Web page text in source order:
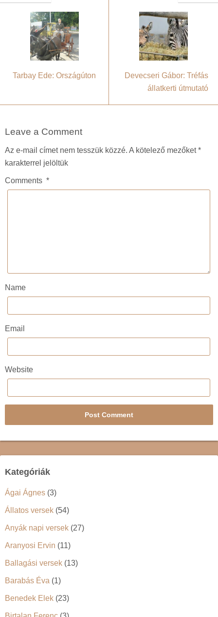
Tarbay Ede: Országúton
Devecseri Gábor: Tréfás
állatkerti útmutató
Leave a Comment
Az e-mail címet nem tesszük közzé. A kötelező mezőket*
karakterrel jelöltük
Comments *
Name
Email
Website
Kategóriák
Ágai Ágnes (3)
Állatos versek (54)
Anyák napi versek (27)
Aranyosi Ervin (11)
Ballagási versek (13)
Barabás Éva (1)
Benedek Elek (23)